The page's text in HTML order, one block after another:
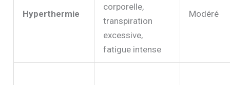
Hyperthermie
corporelle,
transpiration
excessive,
fatigue intense
Modéré